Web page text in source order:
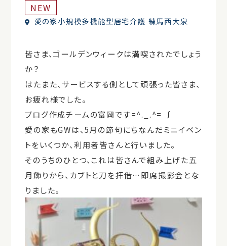
NEW
愛の家小規模多機能型居宅介護 練馬西大泉
皆さま、ゴールデンウィークは満喫されたでしょう
か？
はたまた、サービスする側として頑張った皆さま、
お疲れ様でした。
ブログ作成チームの富岡です=^._.^= ∫
愛の家もGWは、5月の節句にちなんだミニイベン
トをいくつか、利用者皆さんと行いました。
そのうちのひとつ、これは皆さんで組み上げた五
月飾りから、カブトと刀を拝借…即席撮影会とな
りました。